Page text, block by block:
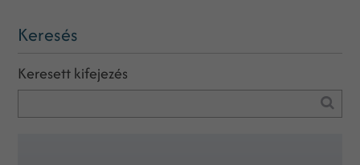
Keresés
Keresett kifejezés